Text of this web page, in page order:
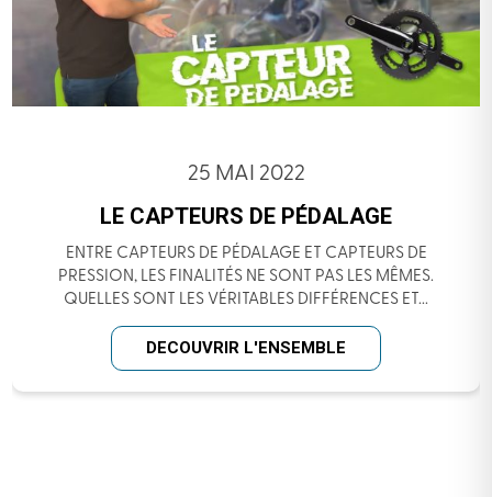
25 MAI 2022
LE CAPTEURS DE PÉDALAGE
ENTRE CAPTEURS DE PÉDALAGE ET CAPTEURS DE
PRESSION, LES FINALITÉS NE SONT PAS LES MÊMES.
QUELLES SONT LES VÉRITABLES DIFFÉRENCES ET...
DECOUVRIR L'ENSEMBLE